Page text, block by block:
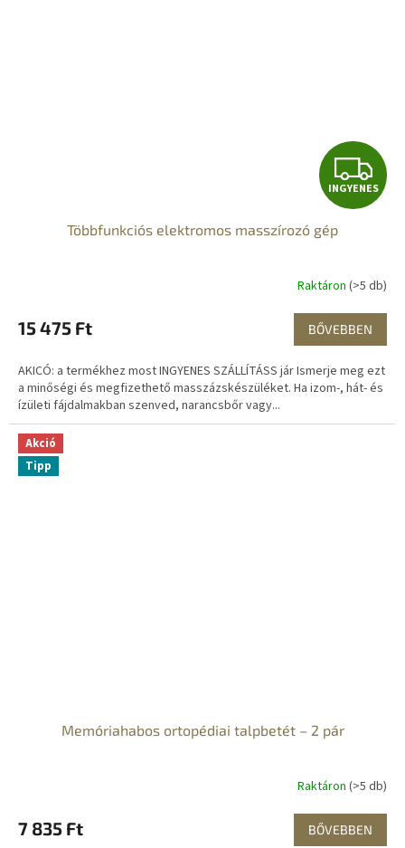
I
N
Y
E
N
E
S
INGYENES
Többfunkciós elektromos masszírozó gép
Raktáron (>5 db)
15 475 Ft BŐVEBBEN
AKICÓ: a termékhez most INGYENES SZÁLLÍTÁSS jár Ismerje meg ezt
a minőségi és megfizethető masszázskészüléket. Ha izom-, hát- és
ízületi fájdalmakban szenved, narancsbőr vagy...
Akció
Tipp
Memóriahabos ortopédiai talpbetét – 2 pár
Raktáron (>5 db)
7 835 Ft BŐVEBBEN